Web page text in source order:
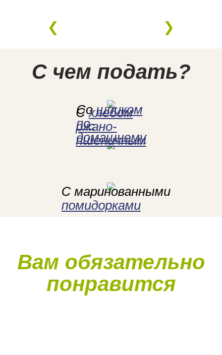
С чем подать?
Сошпиком
по-
домашнему
Схлебом
ржано-
пшеничным
С маринованными
помидорками
Вам обязательно
понравится